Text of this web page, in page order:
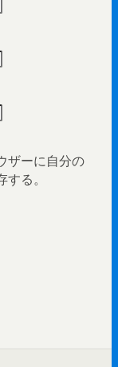
ザーに自分の
る。